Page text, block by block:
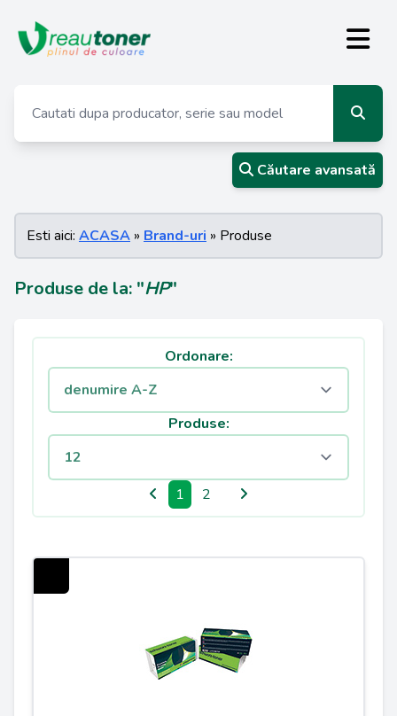
Căutare avansată
Esti aici: ACASA » Brand-uri » Produse
Produse de la: "HP"
Ordonare:
Produse:
1 2